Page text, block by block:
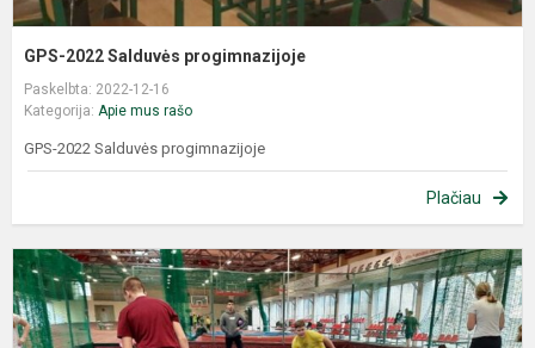
GPS-2022 Salduvės progimnazijoje
Paskelbta: 2022-12-16
Kategorija: Apie mus rašo
GPS-2022 Salduvės progimnazijoje
Plačiau